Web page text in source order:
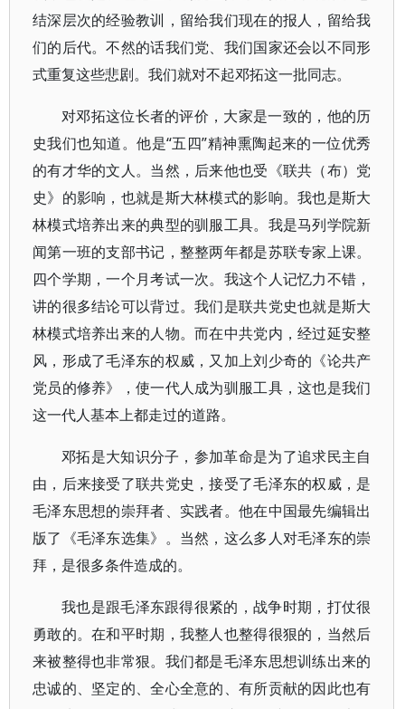
结深层次的经验教训，留给我们现在的报人，留给我
们的后代。不然的话我们党、我们国家还会以不同形
式重复这些悲剧。我们就对不起邓拓这一批同志。
对邓拓这位长者的评价，大家是一致的，他的历
史我们也知道。他是“五四”精神熏陶起来的一位优秀
的有才华的文人。当然，后来他也受《联共（布）党
史》的影响，也就是斯大林模式的影响。我也是斯大
林模式培养出来的典型的驯服工具。我是马列学院新
闻第一班的支部书记，整整两年都是苏联专家上课。
四个学期，一个月考试一次。我这个人记忆力不错，
讲的很多结论可以背过。我们是联共党史也就是斯大
林模式培养出来的人物。而在中共党内，经过延安整
风，形成了毛泽东的权威，又加上刘少奇的《论共产
党员的修养》，使一代人成为驯服工具，这也是我们
这一代人基本上都走过的道路。
邓拓是大知识分子，参加革命是为了追求民主自
由，后来接受了联共党史，接受了毛泽东的权威，是
毛泽东思想的崇拜者、实践者。他在中国最先编辑出
版了《毛泽东选集》。当然，这么多人对毛泽东的崇
拜，是很多条件造成的。
我也是跟毛泽东跟得很紧的，战争时期，打仗很
勇敢的。在和平时期，我整人也整得很狠的，当然后
来被整得也非常狠。我们都是毛泽东思想训练出来的
忠诚的、坚定的、全心全意的、有所贡献的因此也有